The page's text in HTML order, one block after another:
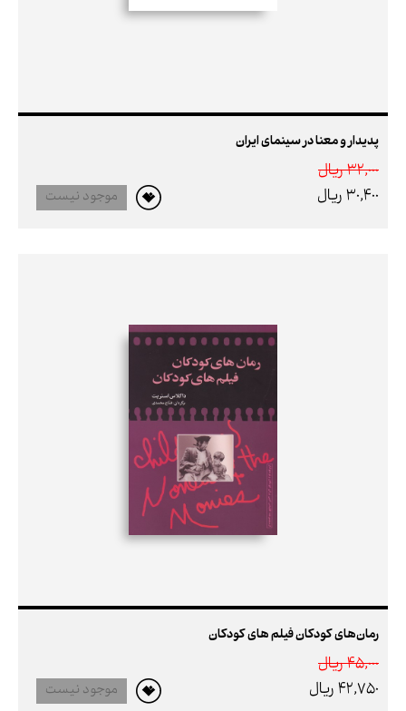
پدیدار و معنا در سینمای ایران
32,000 ريال
30,400 ريال
موجود نیست
رمان‌های کودکان فیلم های کودکان
45,000 ريال
42,750 ريال
موجود نیست